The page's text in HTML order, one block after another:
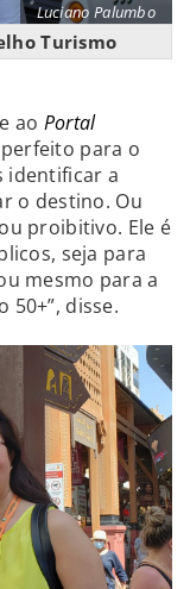
Luciano Palumbo
Turismo
ao Portal
para o
identificar a
o destino. Ou
proibitivo. Ele é
seja para
mesmo para a
50+”, disse.